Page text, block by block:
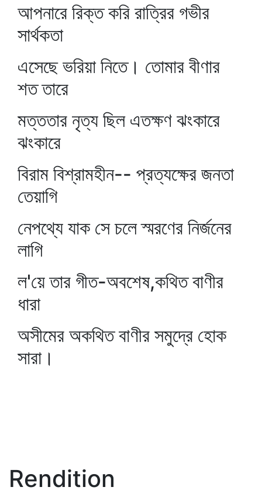
আপনারে রিক্ত করি রাত্রির গভীর
সার্থকতা
এসেছে ভরিয়া নিতে। তোমার বীণার
শত তারে
মত্ততার নৃত্য ছিল এতক্ষণ ঝংকারে
ঝংকারে
বিরাম বিশ্রামহীন-- প্রত্যক্ষের জনতা
তেয়াগি
নেপথ্যে যাক সে চলে স্মরণের নির্জনের
লাগি
ল'য়ে তার গীত-অবশেষ,কথিত বাণীর
ধারা
অসীমের অকথিত বাণীর সমুদ্রে হোক
সারা।
Rendition